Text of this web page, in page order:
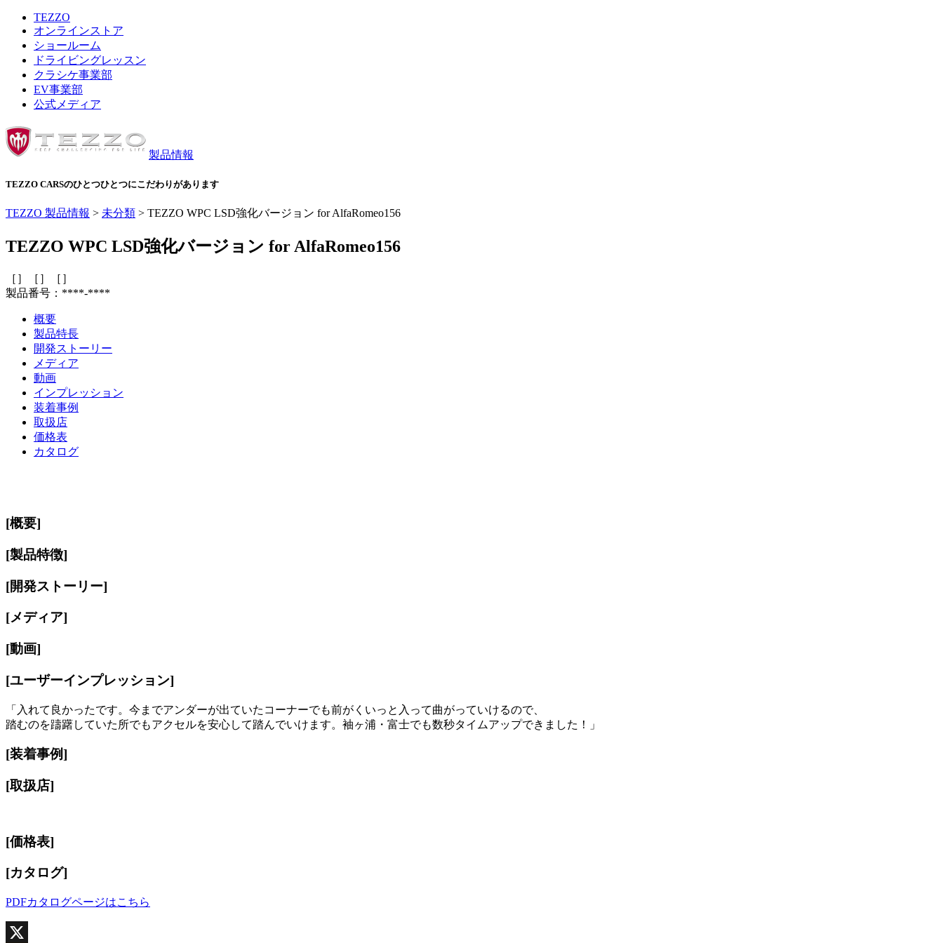
TEZZO
オンラインストア
ショールーム
ドライビングレッスン
クラシケ事業部
EV事業部
公式メディア
製品情報
TEZZO CARSのひとつひとつにこだわりがあります
TEZZO 製品情報 > 未分類 > TEZZO WPC LSD強化バージョン for AlfaRomeo156
TEZZO WPC LSD強化バージョン for AlfaRomeo156
［］［］［］
製品番号：****-****
概要
製品特長
開発ストーリー
メディア
動画
インプレッション
装着事例
取扱店
価格表
カタログ
[概要]
[製品特徴]
[開発ストーリー]
[メディア]
[動画]
[ユーザーインプレッション]
「入れて良かったです。今までアンダーが出ていたコーナーでも前がくいっと入って曲がっていけるので、
踏むのを躊躇していた所でもアクセルを安心して踏んでいけます。袖ヶ浦・富士でも数秒タイムアップできました！」
[装着事例]
[取扱店]
[価格表]
[カタログ]
PDFカタログページはこちら